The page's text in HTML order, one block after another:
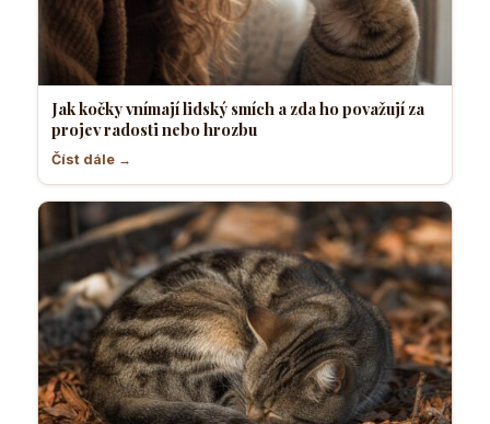
Jak kočky vnímají lidský smích a zda ho považují za
projev radosti nebo hrozbu
Číst dále →